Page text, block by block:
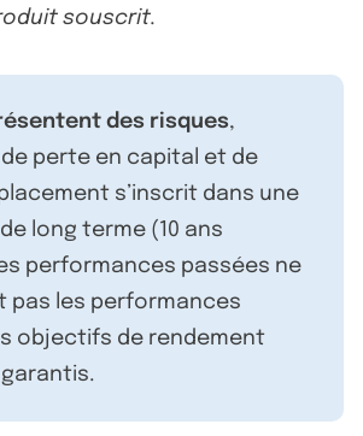
souscrit.
des risques,
perte en capital et de
s’inscrit dans une
long terme (10 ans
performances passées ne
pas les performances
objectifs de rendement